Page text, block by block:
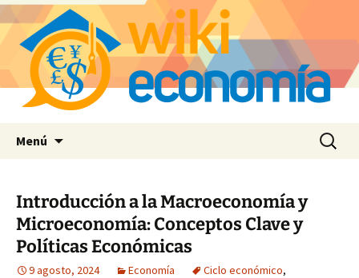
Menú Buscar:
Introducción a la Macroeconomía y
Microeconomía: Conceptos Clave y
Políticas Económicas
9 agosto, 2024 Economía Ciclo económico,